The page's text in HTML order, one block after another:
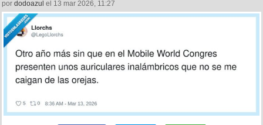
pordodoazulel 13 mar 2026, 11:27